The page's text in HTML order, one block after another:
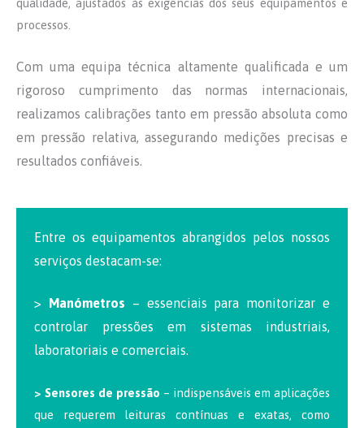
qualidade, ajustados às exigências dos seus equipamentos e
processos.
Com uma equipa técnica altamente qualificada e um
rigoroso cumprimento das normas internacionais,
realizamos calibrações tanto em pressão absoluta como
em pressão relativa, assegurando medições precisas e
resultados confiáveis.
Entre os equipamentos abrangidos pelos nossos
serviços destacam-se:
> Manómetros – essenciais para monitorizar e
controlar pressões em sistemas industriais,
laboratoriais e comerciais.
> Sensores de pressão – indispensáveis em aplicações
que requerem leituras contínuas e exatas, como